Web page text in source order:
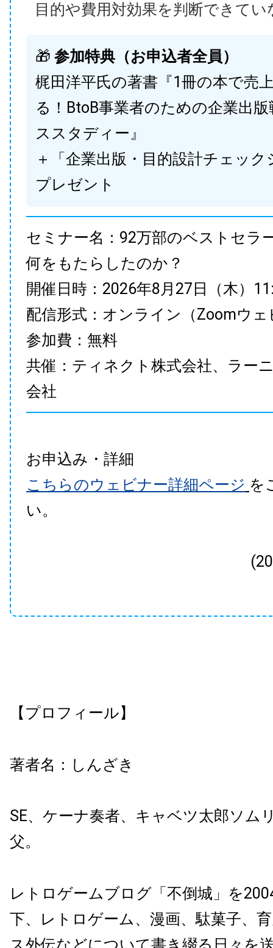
目的や費用対効果を判断できてい
🎁 参加特典（お申込者全員）
梶田洋平氏の著書『1冊の本で売
る！BtoB事業者のための企業出
ススタディー』
＋「企業出版・目的設計チェック
プレゼント
セミナー名：92万部のベストセラ
何をもたらしたのか？
開催日時：2026年8月27日（木）
配信形式：オンライン（Zoomウェ
参加費：無料
共催：ティネクト株式会社、ラー
会社
お申込み・詳細
こちらのウェビナー詳細ページ を
い。
【プロフィール】
著者名：しんざき
SE、ケーナ奏者、キャベツ太郎ソム
父。
レトロゲームブログ「不倒城」を
下、レトロゲーム、漫画、駄菓子、
ス外伝などについて書き綴る日々を